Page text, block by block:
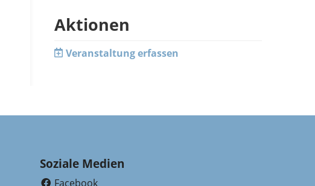
Aktionen
Veranstaltung erfassen
Soziale Medien
Facebook